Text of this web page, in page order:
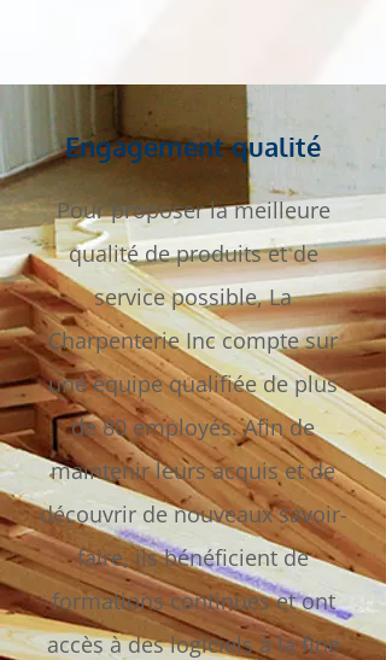
Engagement qualité
Pour proposer la meilleure
qualité de produits et de
service possible, La
Charpenterie Inc compte sur
une équipe qualifiée de plus
de 80 employés. Afin de
maintenir leurs acquis et de
découvrir de nouveaux savoir-
faire, ils bénéficient de
formations continues et ont
accès à des logiciels à la fine